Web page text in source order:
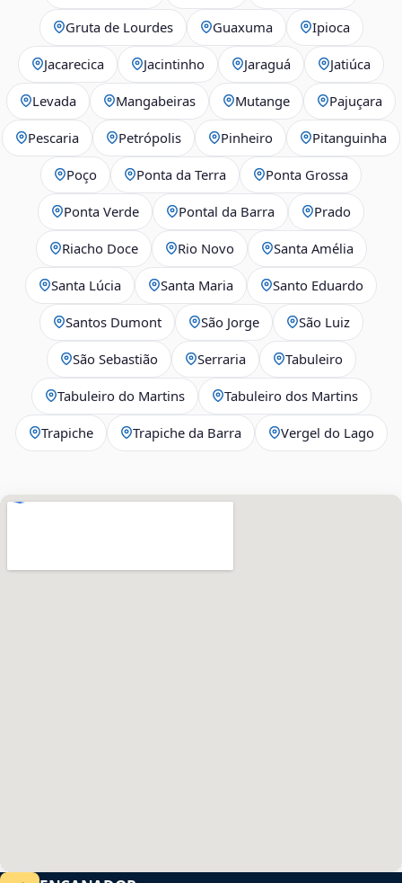
Gruta de Lourdes Guaxuma Ipioca
Jacarecica Jacintinho Jaraguá Jatiúca
Levada Mangabeiras Mutange Pajuçara
Pescaria Petrópolis Pinheiro Pitanguinha
Poço Ponta da Terra Ponta Grossa
Ponta Verde Pontal da Barra Prado
Riacho Doce Rio Novo Santa Amélia
Santa Lúcia Santa Maria Santo Eduardo
Santos Dumont São Jorge São Luiz
São Sebastião Serraria Tabuleiro
Tabuleiro do Martins Tabuleiro dos Martins
Trapiche Trapiche da Barra Vergel do Lago